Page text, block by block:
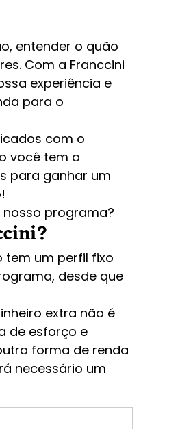
entender o quão
Com a Franccini
experiência e
para o
com o
você tem a
para ganhar um
programa?
tem um perfil fixo
desde que
extra não é
de esforço e
forma de renda
necessário um